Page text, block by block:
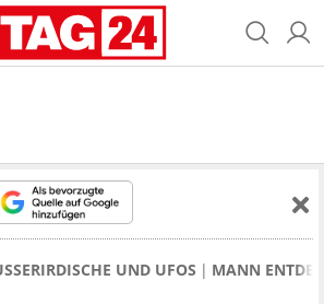
UND UFOS MANN